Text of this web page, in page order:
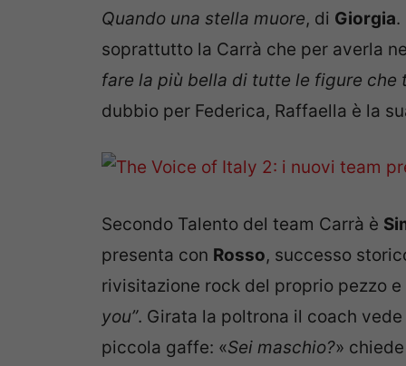
Quando una stella muore, di Giorgia.
soprattutto la Carrà che per averla
fare la più bella di tutte le figure
dubbio per Federica, Raffaella è la
Secondo Talento del team Carrà è
presenta con Rosso, successo
rivisitazione rock del proprio pezzo
you”. Girata la poltrona il coach
piccola gaffe: «Sei maschio?»